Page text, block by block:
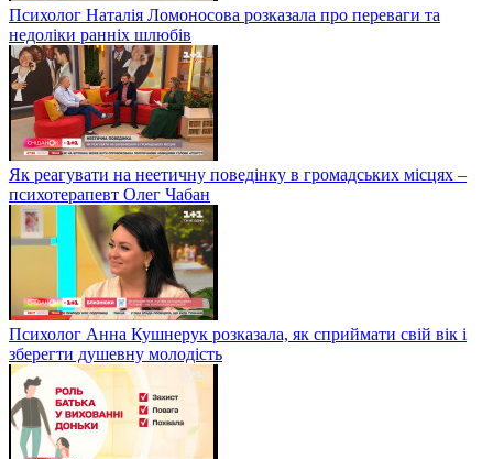
Психолог Наталія Ломоносова розказала про переваги та
недоліки ранніх шлюбів
Як реагувати на неетичну поведінку в громадських місцях –
психотерапевт Олег Чабан
Психолог Анна Кушнерук розказала, як сприймати свій вік і
зберегти душевну молодість